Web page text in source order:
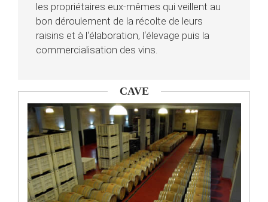
les propriétaires eux-mêmes qui veillent au
bon déroulement de la récolte de leurs
raisins et à l‘élaboration, l‘élevage puis la
commercialisation des vins.
CAVE